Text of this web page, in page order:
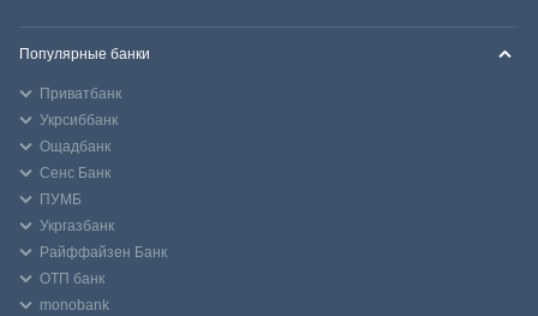
Популярные банки
Приватбанк
Укрсиббанк
Ощадбанк
Сенс Банк
ПУМБ
Укргазбанк
Райффайзен Банк
ОТП банк
monobank